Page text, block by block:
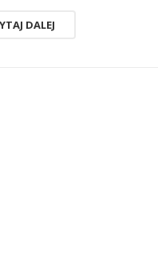
DALEJ